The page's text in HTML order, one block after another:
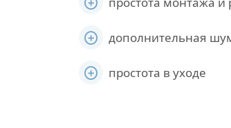
дополнительная
простота в уходе